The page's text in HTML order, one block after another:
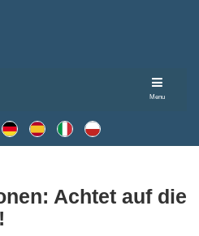
Menu
Achtet auf die